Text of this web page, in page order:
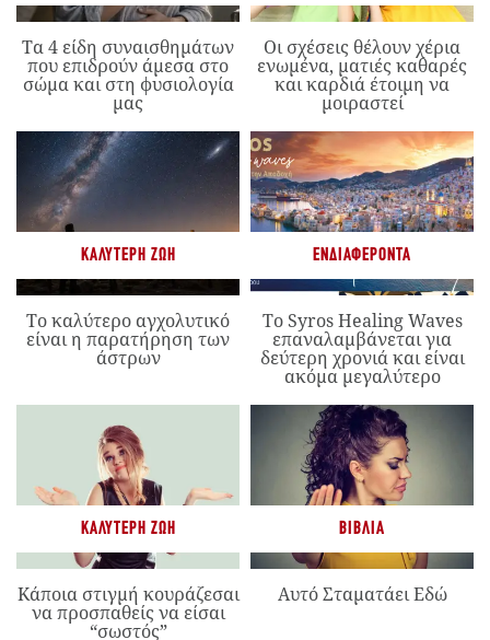
Τα 4 είδη συναισθημάτων
που επιδρούν άμεσα στο
σώμα και στη φυσιολογία
μας
Οι σχέσεις θέλουν χέρια
ενωμένα, ματιές καθαρές
και καρδιά έτοιμη να
μοιραστεί
ΚΑΛΎΤΕΡΗ ΖΩΉ
Το καλύτερο αγχολυτικό
είναι η παρατήρηση των
άστρων
ΕΝΔΙΑΦΈΡΟΝΤΑ
Το Syros Healing Waves
επαναλαμβάνεται για
δεύτερη χρονιά και είναι
ακόμα μεγαλύτερο
ΚΑΛΎΤΕΡΗ ΖΩΉ
Κάποια στιγμή κουράζεσαι
να προσπαθείς να είσαι
“σωστός”
ΒΙΒΛΊΑ
Αυτό Σταματάει Εδώ